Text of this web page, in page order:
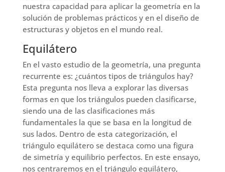
nuestra capacidad para aplicar la geometría en la
solución de problemas prácticos y en el diseño de
estructuras y objetos en el mundo real.
Equilátero
En el vasto estudio de la geometría, una pregunta
recurrente es: ¿cuántos tipos de triángulos hay?
Esta pregunta nos lleva a explorar las diversas
formas en que los triángulos pueden clasificarse,
siendo una de las clasificaciones más
fundamentales la que se basa en la longitud de
sus lados. Dentro de esta categorización, el
triángulo equilátero se destaca como una figura
de simetría y equilibrio perfectos. En este ensayo,
nos centraremos en el triángulo equilátero,